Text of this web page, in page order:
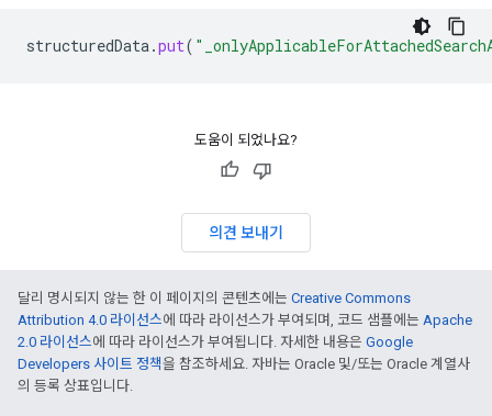
structuredData.put(
도움이 되었나요?
의견 보내기
달리 명시되지 않는 한 이 페이지의 콘텐츠에는 Creative Commons
Attribution 4.0 라이선스에 따라 라이선스가 부여되며, 코드 샘플에는 Apache
2.0 라이선스에 따라 라이선스가 부여됩니다. 자세한 내용은 Google
Developers 사이트 정책을 참조하세요. 자바는 Oracle 및/또는 Oracle 계열사
의 등록 상표입니다.